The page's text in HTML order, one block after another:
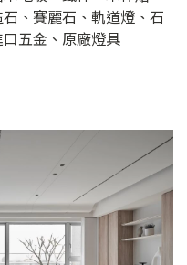
、賽麗石、軌道燈、石
五金、原廠燈具